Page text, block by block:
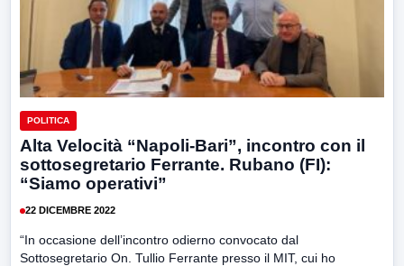
POLITICA
Alta Velocità “Napoli-Bari”, incontro con il
sottosegretario Ferrante. Rubano (FI):
“Siamo operativi”
22 DICEMBRE 2022
“In occasione dell’incontro odierno convocato dal
Sottosegretario On. Tullio Ferrante presso il MIT, cui ho